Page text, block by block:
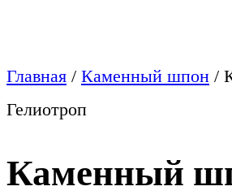
Главная / Каменный шпон /
Гелиотроп
Каменный